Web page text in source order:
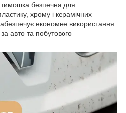
безпечна для
хрому і керамічних
економне використання
авто та побутового